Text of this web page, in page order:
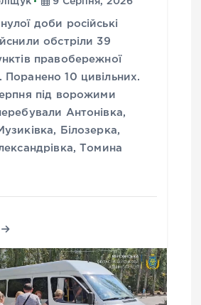
доби російські
обстріли 39
правобережної
10 цивільних.
під ворожими
Антонівка,
Білозерка,
Томина